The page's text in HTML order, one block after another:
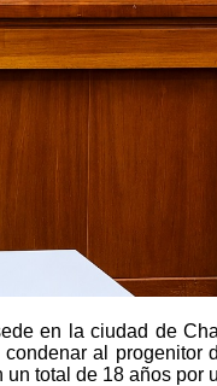
en la ciudad de
al
total de 18 años por